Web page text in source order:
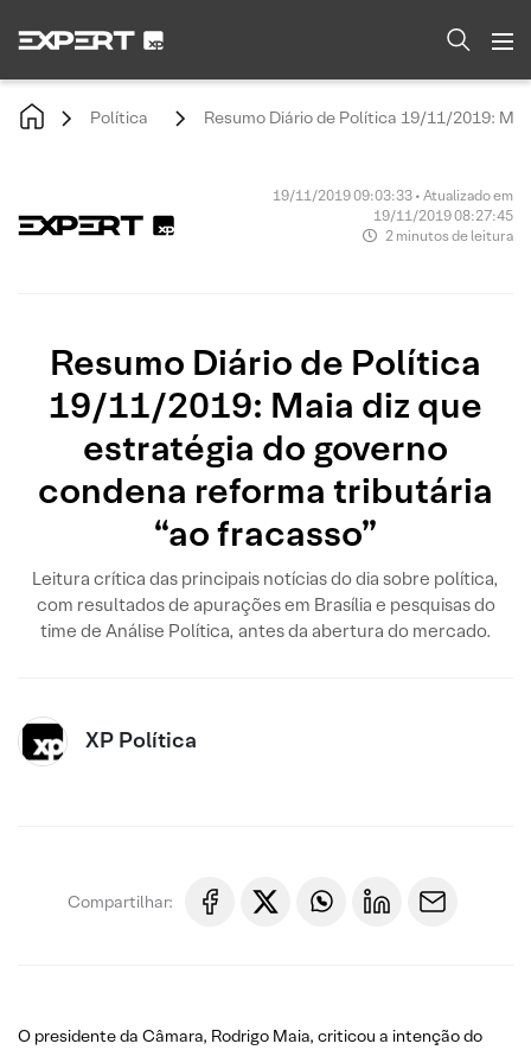
Política Resumo Diário de Política 19/11/2019:
19/11/2019 09:03:33 • Atualizado em
19/11/2019 08:27:45
2 minutos de leitura
Resumo Diário de Política
19/11/2019: Maia diz que
estratégia do governo
condena reforma tributária
“ao fracasso”
Leitura crítica das principais notícias do dia sobre política,
com resultados de apurações em Brasília e pesquisas do
time de Análise Política, antes da abertura do mercado.
XP Política
Compartilhar:
O presidente da Câmara, Rodrigo Maia, criticou a intenção do